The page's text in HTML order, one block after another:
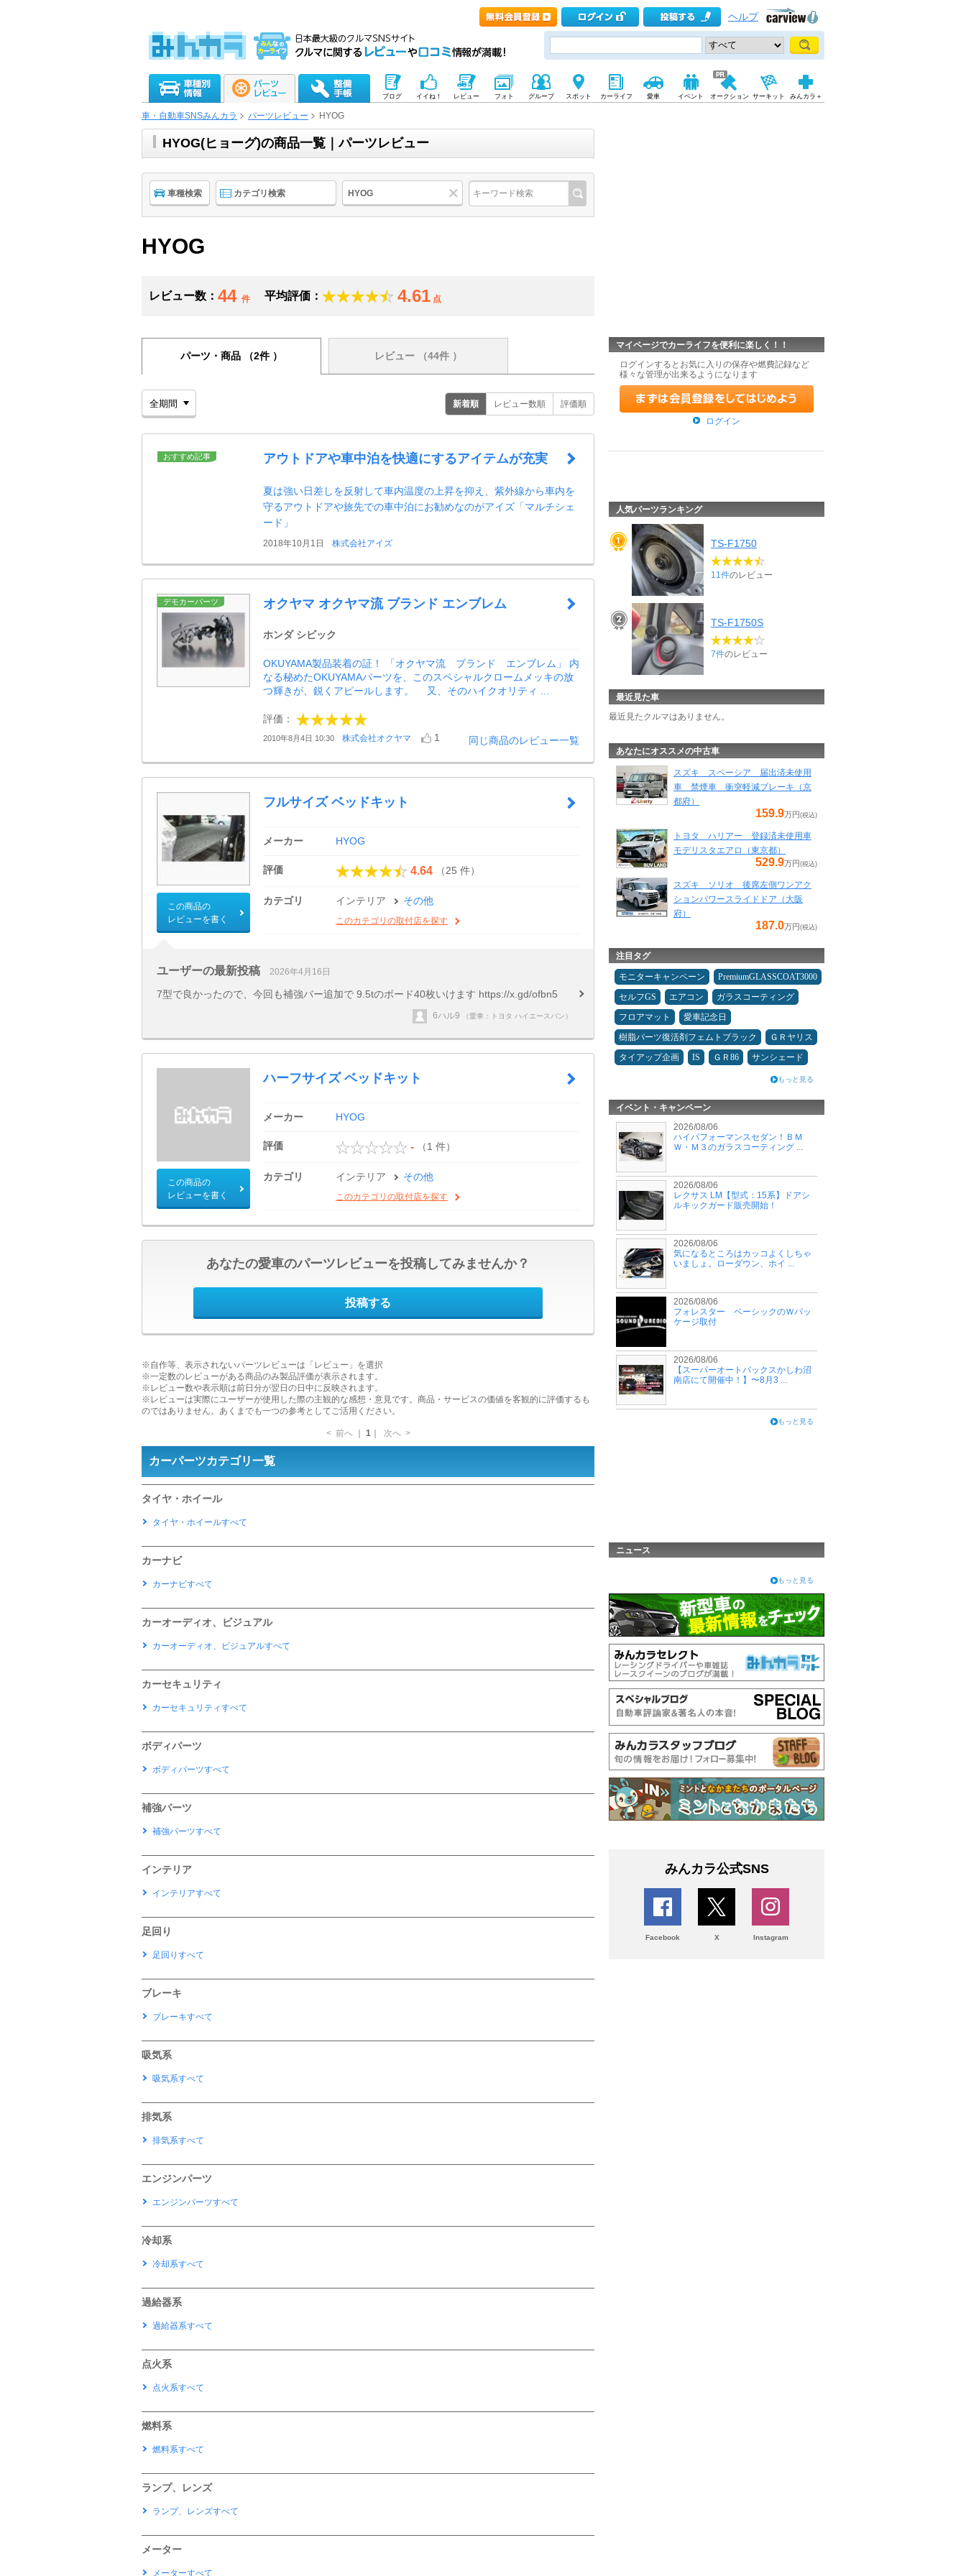
ヘルプ
ブログ イイね！ レビュー フォト グループ スポット カーライフ 愛車 イベント オークション サーキット みんカラ＋
車・自動車SNSみんカラ パーツレビュー HYOG
HYOG(ヒョーグ)の商品一覧｜パーツレビュー
車種検索 カテゴリ検索 HYOG
HYOG
レビュー数： 44 件 平均評価： 4.61 点
パーツ・商品 （2件 ） レビュー （44件 ）
新着順 レビュー数順 評価順
おすすめ記事 アウトドアや車中泊を快適にするアイテムが充実
夏は強い日差しを反射して車内温度の上昇を抑え、紫外線から車内を
守るアウトドアや旅先での車中泊にお勧めなのがアイズ「マルチシェ
ード」
2018年10月1日 株式会社アイズ
デモカーパーツ オクヤマ オクヤマ流 ブランド エンブレム
ホンダ シビック
OKUYAMA製品装着の証！ 「オクヤマ流 ブランド エンブレム」 内
なる秘めたOKUYAMAパーツを、このスペシャルクロームメッキの放
つ輝きが、鋭くアピールします。 又、そのハイクオリティ ...
評価：
2010年8月4日 10:30 株式会社オクヤマ 1 同じ商品のレビュー一覧
この商品の
レビューを書く
フルサイズ ベッドキット
メーカー HYOG
評価 4.64 （25 件）
カテゴリ インテリア その他
このカテゴリの取付店を探す
ユーザーの最新投稿 2026年4月16日
7型で良かったので、今回も補強バー追加で 9.5tのボード40枚いけます https://x.gd/ofbn5
6ハル9 （愛車：トヨタ ハイエースバン）
この商品の
レビューを書く
ハーフサイズ ベッドキット
メーカー HYOG
評価 - （1 件）
カテゴリ インテリア その他
このカテゴリの取付店を探す
あなたの愛車のパーツレビューを投稿してみませんか？
投稿する
※自作等、表示されないパーツレビューは「レビュー」を選択
※一定数のレビューがある商品のみ製品評価が表示されます。
※レビュー数や表示順は前日分が翌日の日中に反映されます。
※レビューは実際にユーザーが使用した際の主観的な感想・意見です。商品・サービスの価値を客観的に評価するも
のではありません。あくまでも一つの参考としてご活用ください。
< 前へ 1｜ 次へ >
カーパーツカテゴリ一覧
タイヤ・ホイール
タイヤ・ホイールすべて
カーナビ
カーナビすべて
カーオーディオ、ビジュアル
カーオーディオ、ビジュアルすべて
カーセキュリティ
カーセキュリティすべて
ボディパーツ
ボディパーツすべて
補強パーツ
補強パーツすべて
インテリア
インテリアすべて
足回り
足回りすべて
ブレーキ
ブレーキすべて
吸気系
吸気系すべて
排気系
排気系すべて
エンジンパーツ
エンジンパーツすべて
冷却系
冷却系すべて
過給器系
過給器系すべて
点火系
点火系すべて
燃料系
燃料系すべて
ランプ、レンズ
ランプ、レンズすべて
メーター
メーターすべて
マイページでカーライフを便利に楽しく！！
ログインするとお気に入りの保存や燃費記録など
様々な管理が出来るようになります
ログイン
人気パーツランキング
TS-F1750
11件のレビュー
TS-F1750S
7件のレビュー
最近見た車
最近見たクルマはありません。
あなたにオススメの中古車
スズキ スペーシア 届出済未使用
車 禁煙車 衝突軽減ブレーキ（京
都府）
159.9万円(税込)
トヨタ ハリアー 登録済未使用車
モデリスタエアロ（東京都）
529.9万円(税込)
スズキ ソリオ 後席左側ワンアク
ションパワースライドドア（大阪
府）
187.0万円(税込)
注目タグ
モニターキャンペーン
PremiumGLASSCOAT3000
セルフGS
エアコン
ガラスコーティング
フロアマット
愛車記念日
樹脂パーツ復活剤フェムトブラック
ＧＲヤリス
タイアップ企画
IS ＧＲ86 サンシェード
もっと見る
イベント・キャンペーン
2026/08/06
ハイパフォーマンスセダン！ＢＭ
Ｗ・Ｍ３のガラスコーティング ...
2026/08/06
レクサス LM【型式：15系】ドアシ
ルキックガード販売開始！
2026/08/06
気になるところはカッコよくしちゃ
いましょ。ローダウン、ホイ ...
2026/08/06
フォレスター ベーシックのＷパッ
ケージ取付
2026/08/06
【スーパーオートバックスかしわ沼
南店にて開催中！】〜8月3 ...
もっと見る
ニュース
もっと見る
みんカラ公式SNS
Facebook X Instagram